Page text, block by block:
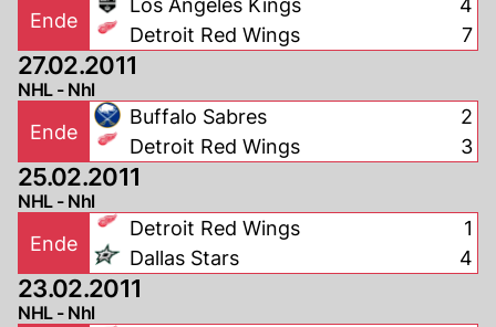
Ende
Los Angeles Kings
Detroit Red Wings
4
7
27.02.2011
NHL - Nhl
Ende
Buffalo Sabres
Detroit Red Wings
2
3
25.02.2011
NHL - Nhl
Ende
Detroit Red Wings
Dallas Stars
1
4
23.02.2011
NHL - Nhl